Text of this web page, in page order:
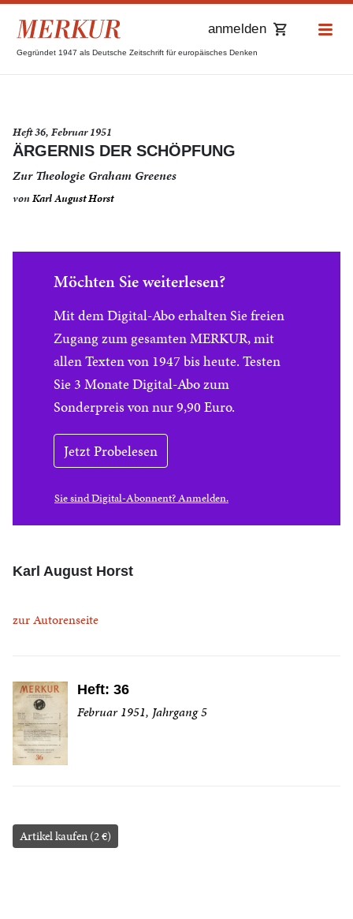
Gegründet 1947 als Deutsche Zeitschrift für europäisches Denken
anmelden
Heft 36, Februar 1951
ÄRGERNIS DER SCHÖPFUNG
Zur Theologie Graham Greenes
vonKarl August Horst
Möchten Sie weiterlesen?
Mit dem Digital-Abo erhalten Sie freien
Zugang zum gesamten MERKUR, mit
allen Texten von 1947 bis heute. Testen
Sie 3 Monate Digital-Abo zum
Sonderpreis von nur 9,90 Euro.
Jetzt Probelesen
Sie sind Digital-Abonnent? Anmelden.
Karl August Horst
zur Autorenseite
Heft: 36
Februar 1951, Jahrgang 5
Artikel kaufen (2 €)